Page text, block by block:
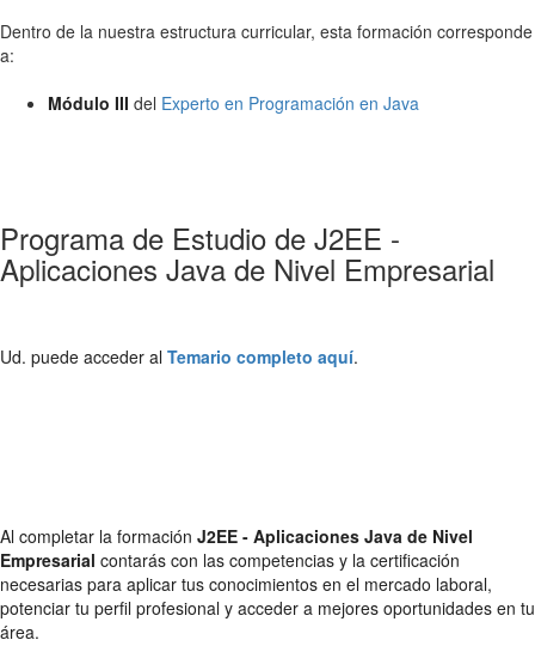
Dentro de la nuestra estructura curricular, esta formación corresponde
a:
Módulo III del Experto en Programación en Java
Programa de Estudio de J2EE -
Aplicaciones Java de Nivel Empresarial
Ud. puede acceder al Temario completo aquí.
Al completar la formación J2EE - Aplicaciones Java de Nivel
Empresarial contarás con las competencias y la certificación
necesarias para aplicar tus conocimientos en el mercado laboral,
potenciar tu perfil profesional y acceder a mejores oportunidades en tu
área.